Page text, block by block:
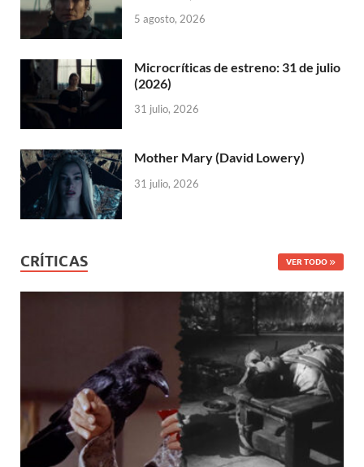
5 agosto, 2026
Microcríticas de estreno: 31 de julio
(2026)
31 julio, 2026
Mother Mary (David Lowery)
31 julio, 2026
CRÍTICAS VER TODO